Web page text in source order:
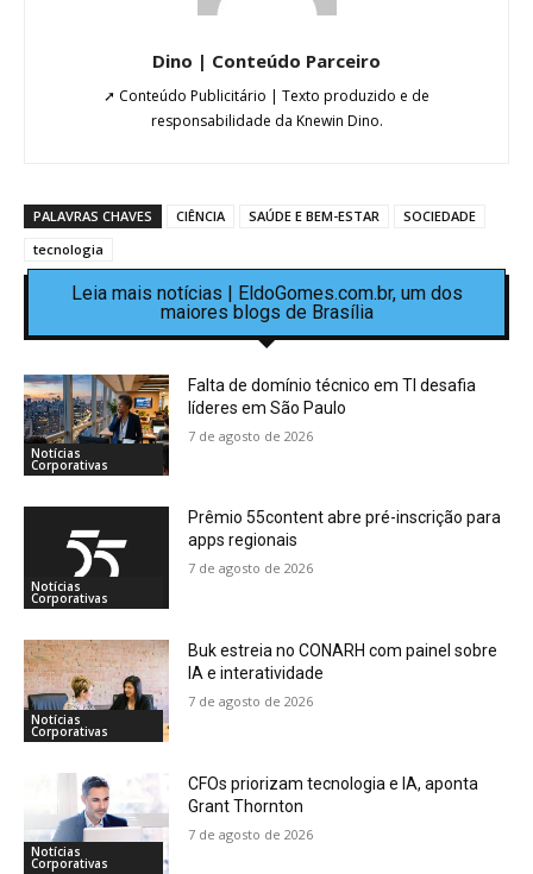
Dino | Conteúdo Parceiro
➚ Conteúdo Publicitário | Texto produzido e de
responsabilidade da Knewin Dino.
PALAVRAS CHAVES CIÊNCIA SAÚDE E BEM-ESTAR
SOCIEDADE
tecnologia
Leia mais notícias | EldoGomes.com.br, um dos
maiores blogs de Brasília
Notícias
Corporativas
Falta de domínio técnico em TI desafia
líderes em São Paulo
7 de agosto de 2026
Notícias
Corporativas
Prêmio 55content abre pré-inscrição para
apps regionais
7 de agosto de 2026
Notícias
Corporativas
Buk estreia no CONARH com painel sobre
IA e interatividade
7 de agosto de 2026
Notícias
Corporativas
CFOs priorizam tecnologia e IA, aponta
Grant Thornton
7 de agosto de 2026